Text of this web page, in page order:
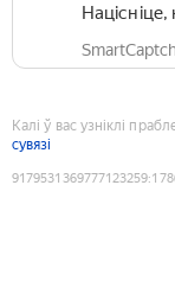
Калі ў вас узніклі
сувязі
9179531369777123259: